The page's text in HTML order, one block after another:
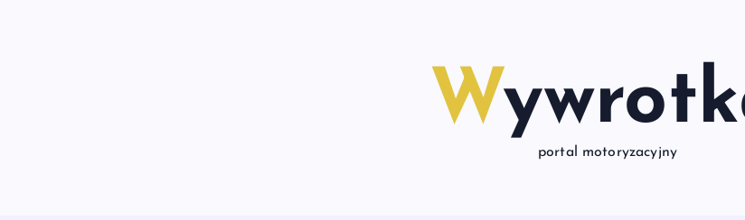
portal motoryzacyjny